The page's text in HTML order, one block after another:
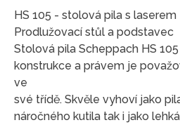
HS 105 - stolová pila s laserem
Prodlužovací stůl a podstavec
Stolová pila Scheppach HS
konstrukce a právem je
ve
své třídě. Skvěle vyhoví jako
náročného kutila tak i jako